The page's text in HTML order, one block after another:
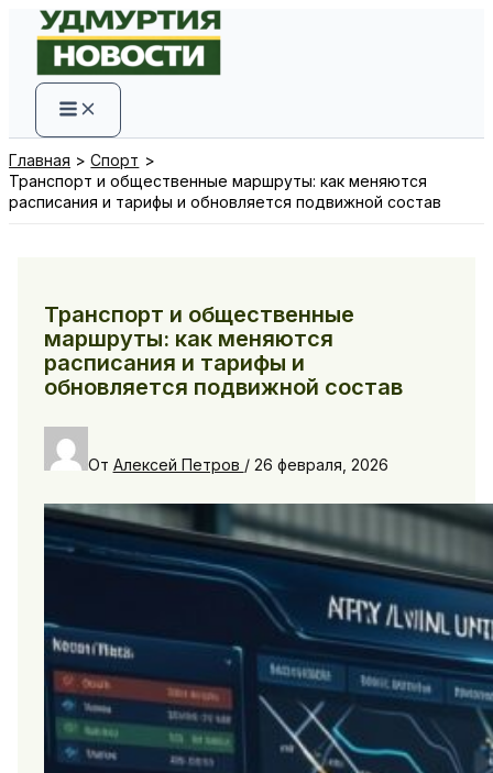
Перейти
содержимому
Главная
Спорт
Транспорт и общественные маршруты: как меняются
расписания и тарифы и обновляется подвижной состав
Транспорт и общественные
маршруты: как меняются
расписания и тарифы и
обновляется подвижной состав
От Алексей Петров / 26 февраля, 2026